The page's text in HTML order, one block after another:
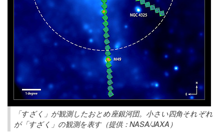
「すざく」が観測したおとめ座銀河団。小さい四角それぞれ
が「すざく」の観測を表す（提供：NASA/JAXA）